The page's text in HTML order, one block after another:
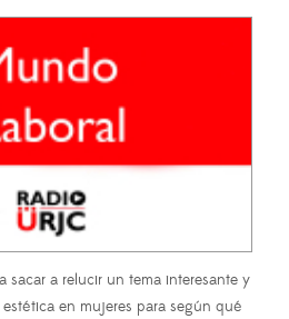
sacar a relucir un tema interesante y
en mujeres para según qué